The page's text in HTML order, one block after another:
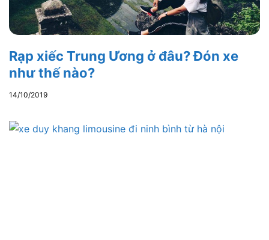
Rạp xiếc Trung Ương ở đâu? Đón xe
như thế nào?
14/10/2019